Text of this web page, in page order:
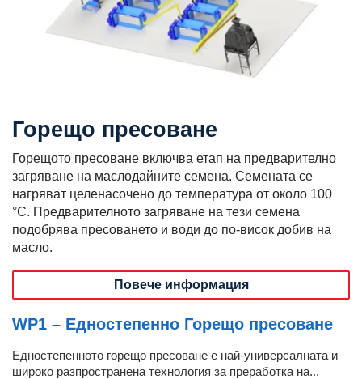
Горещо пресоване
Горещото пресоване включва етап на предварително
загряване на маслодайните семена. Семената се
нагряват целенасочено до температура от около 100
°C. Предварителното загряване на тези семена
подобрява пресоването и води до по-висок добив на
масло.
Повече информация
WP1 – Едностепенно Горещо пресоване
Едностепенното горещо пресоване е най-универсалната и
широко разпространена технология за преработка на...